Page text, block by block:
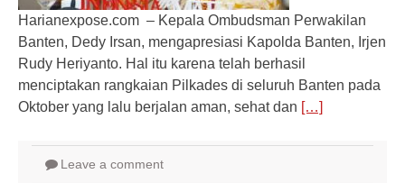
Harianexpose.com – Kepala Ombudsman Perwakilan
Banten, Dedy Irsan, mengapresiasi Kapolda Banten, Irjen
Rudy Heriyanto. Hal itu karena telah berhasil
menciptakan rangkaian Pilkades di seluruh Banten pada
Oktober yang lalu berjalan aman, sehat dan […]
Leave a comment